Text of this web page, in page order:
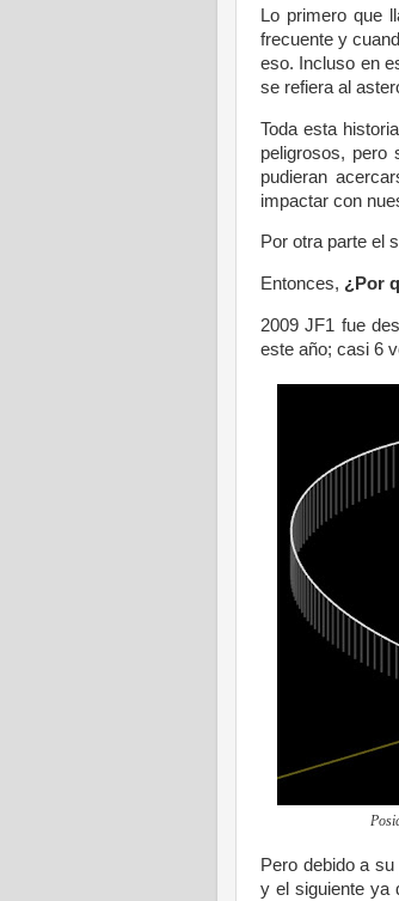
Lo primero que
frecuente y
eso. Incluso en
se refiera al
Toda esta
peligrosos, pero
pudieran
impactar con
Por otra parte el
Entonces, ¿Por
2009 JF1 fue
este año; casi 6
Pero debido a
y el siguiente ya